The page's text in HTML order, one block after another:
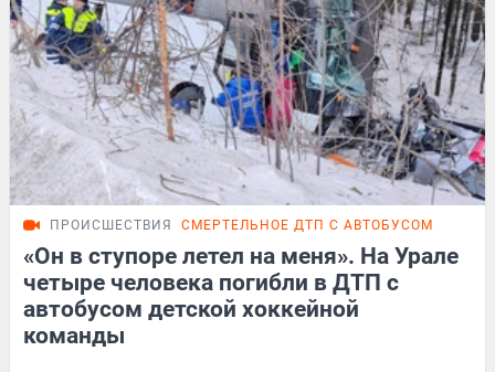
ПРОИСШЕСТВИЯ СМЕРТЕЛЬНОЕ ДТП С АВТОБУСОМ
«Он в ступоре летел на меня». На Урале
четыре человека погибли в ДТП с
автобусом детской хоккейной
команды